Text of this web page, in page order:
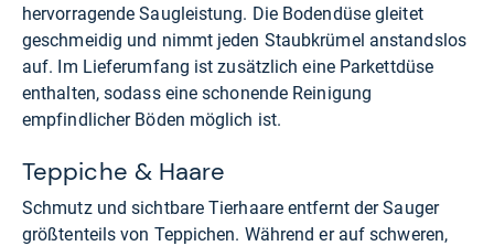
hervorragende Saugleistung. Die Bodendüse gleitet
geschmeidig und nimmt jeden Staubkrümel anstandslos
auf. Im Lieferumfang ist zusätzlich eine Parkettdüse
enthalten, sodass eine schonende Reinigung
empfindlicher Böden möglich ist.
Teppiche & Haare
Schmutz und sichtbare Tierhaare entfernt der Sauger
größtenteils von Teppichen. Während er auf schweren,